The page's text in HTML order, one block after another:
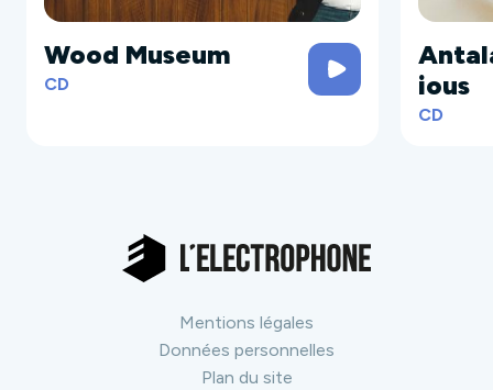
Wood Museum
CD
ious
CD
Mentions légales
Données personnelles
Plan du site